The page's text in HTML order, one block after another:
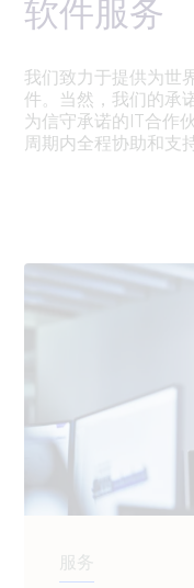
软件服务
我们致力于提供为世
件。当然，我们的承
为信守承诺的IT合作
周期内全程协助和支
服务